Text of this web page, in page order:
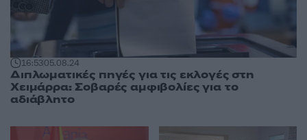
16:5305.08.24
Διπλωματικές πηγές για τις εκλογές στη
Χειμάρρα: Σοβαρές αμφιβολίες για το
αδιάβλητο